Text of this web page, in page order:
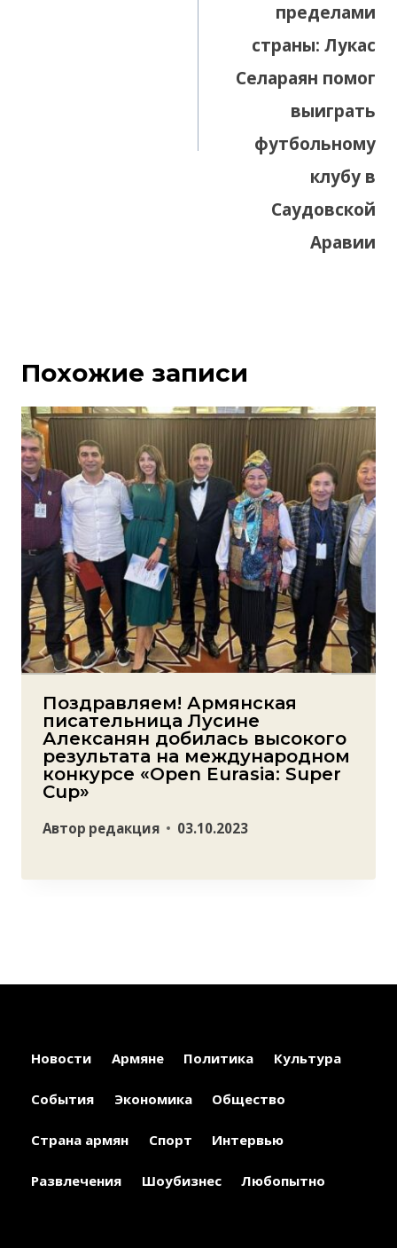
пределами
страны: Лукас
Селараян помог
выиграть
футбольному
клубу в
Саудовской
Аравии
Похожие записи
Поздравляем! Армянская
писательница Лусине
Алексанян добилась высокого
результата на международном
конкурсе «Open Eurasia: Super
Cup»
Автор редакция 03.10.2023
Новости Армяне Политика Культура
События Экономика Общество
Страна армян Спорт Интервью
Развлечения Шоубизнес Любопытно